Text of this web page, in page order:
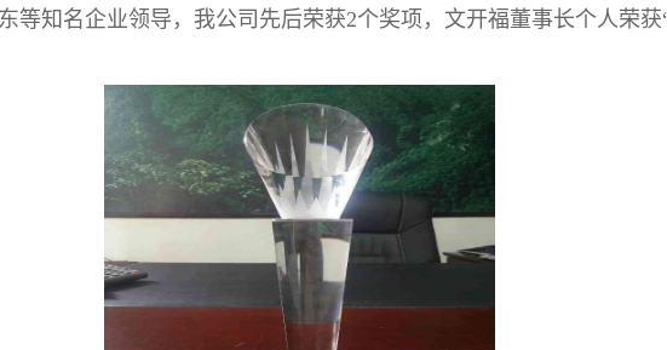
等知名企业领导，我公司先后荣获2个奖项，文开福董事长个人荣获